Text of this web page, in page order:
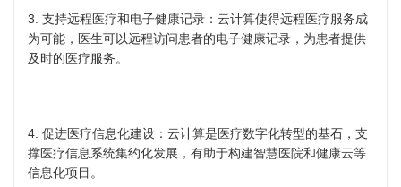
3. 支持远程医疗和电子健康记录：云计算使得远程医疗服务成
为可能，医生可以远程访问患者的电子健康记录，为患者提供
及时的医疗服务。
4. 促进医疗信息化建设：云计算是医疗数字化转型的基石，支
撑医疗信息系统集约化发展，有助于构建智慧医院和健康云等
信息化项目。